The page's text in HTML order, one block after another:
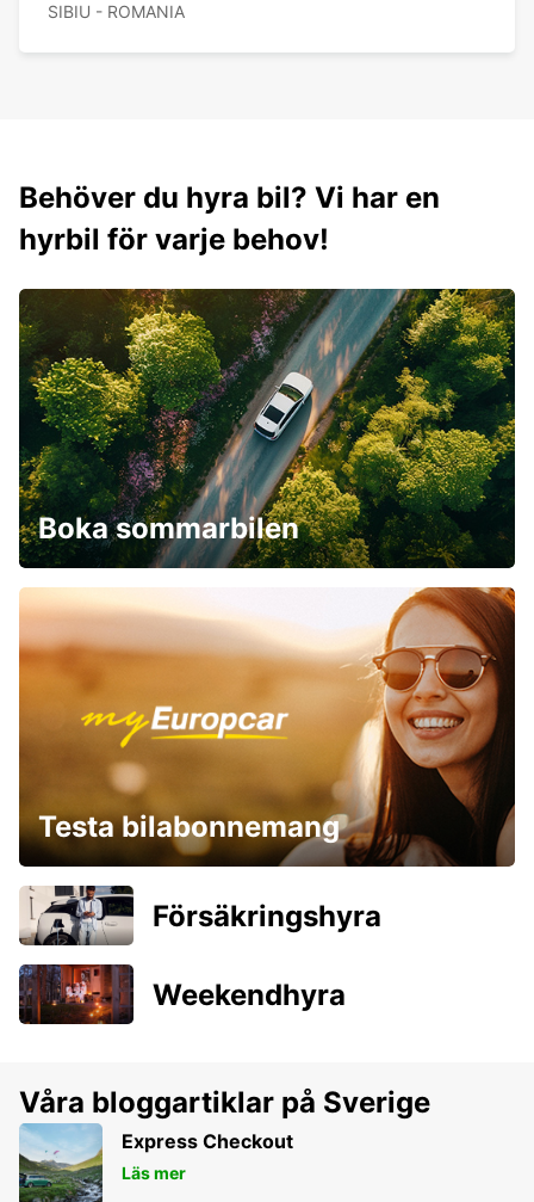
SIBIU - ROMANIA
Behöver du hyra bil? Vi har en
hyrbil för varje behov!
Boka sommarbilen
Testa bilabonnemang
Försäkringshyra
Weekendhyra
Våra bloggartiklar på Sverige
Express Checkout
Läs mer